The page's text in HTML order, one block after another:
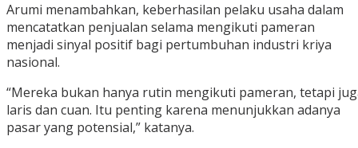
Arumi menambahkan, keberhasilan pelaku usaha dalam
mencatatkan penjualan selama mengikuti pameran
menjadi sinyal positif bagi pertumbuhan industri kriya
nasional.
“Mereka bukan hanya rutin mengikuti pameran, tetapi
laris dan cuan. Itu penting karena menunjukkan adanya
pasar yang potensial,” katanya.